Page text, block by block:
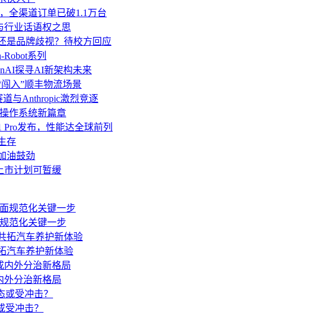
全渠道订单已破1.1万台
行业话语权之思
是品牌歧视？待校方回应
系列
探寻AI新架构未来
入”顺丰物流场景
与Anthropic激烈竞逐
作系统新篇章
发布，性能达全球前列
存
油鼓劲
市计划可暂缓
范化关键一步
汽车养护新体验
外分治新格局
冲击？